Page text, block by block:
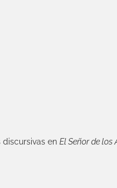
discursivas en El Señor de los